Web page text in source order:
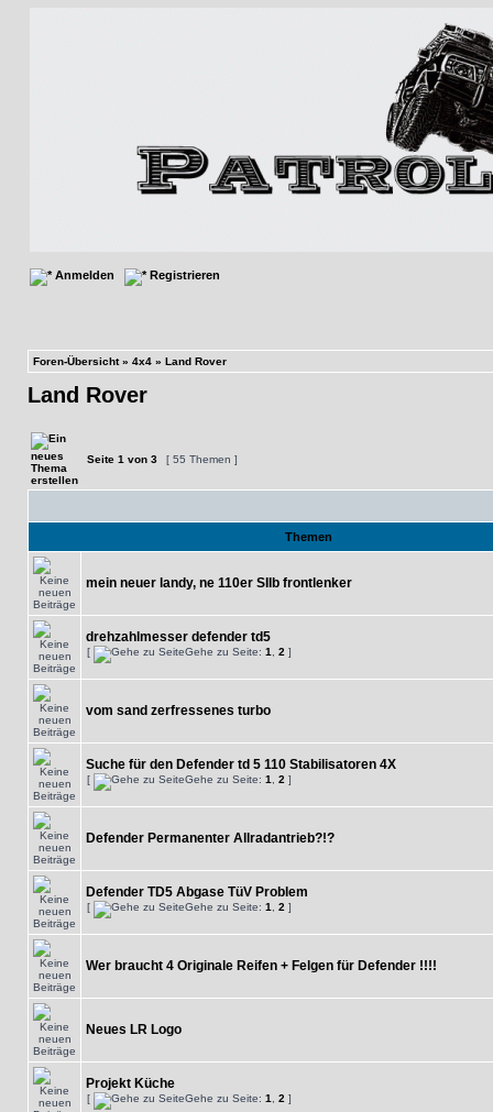
Anmelden Registrieren
Foren-Übersicht» 4x4 » Land Rover
Land Rover
Seite 1 von 3 [ 55 Themen ]
Themen
mein neuer landy, ne 110er SIIb frontlenker
drehzahlmesser defender td5
[ Gehe zu Seite: 1 2 ]
vom sand zerfressenes turbo
Suche für den Defender td 5 110 Stabilisatoren 4X
[ Gehe zu Seite: 1 2 ]
Defender Permanenter Allradantrieb?!?
Defender TD5 Abgase TüV Problem
[ Gehe zu Seite: 1 2 ]
Wer braucht 4 Originale Reifen + Felgen für Defender !!!!
Neues LR Logo
Projekt Küche
[ Gehe zu Seite: 1 2 ]